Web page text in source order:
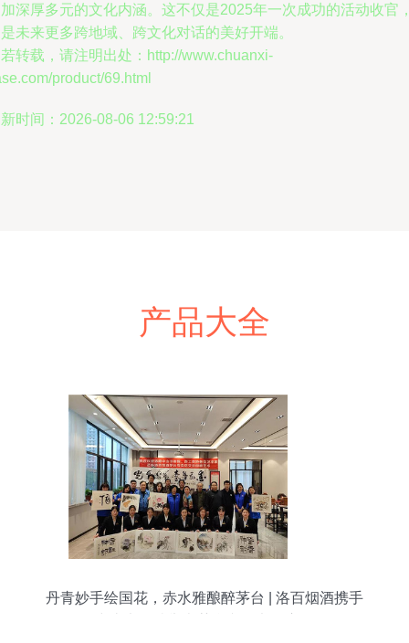
深厚多元的文化内涵。这不仅是2025年一次成功的活动收官
未来更多跨地域、跨文化对话的美好开端。
转载，请注明出处：http://www.chuanxi-
product/69.html
时间：2026-08-06 12:59:21
产品大全
丹青妙手绘国花，赤水雅酿醉茅台 | 洛百烟酒携手